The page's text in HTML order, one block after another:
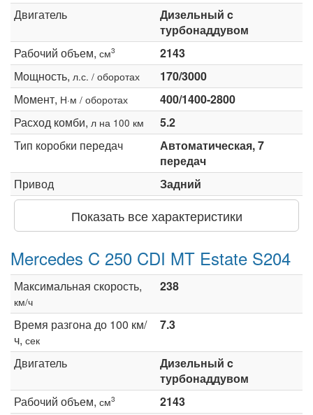
Двигатель
Дизельный c
турбонаддувом
Рабочий объем, см3
2143
Мощность, л.с. / оборотах
170/3000
Момент, Н·м / оборотах
400/1400-2800
Расход комби, л на 100 км
5.2
Тип коробки передач
Автоматическая, 7
передач
Привод
Задний
Показать все характеристики
Mercedes C 250 CDI MT Estate S204
Максимальная скорость,
км/ч
238
Время разгона до 100 км/
ч, сек
7.3
Двигатель
Дизельный c
турбонаддувом
Рабочий объем, см3
2143